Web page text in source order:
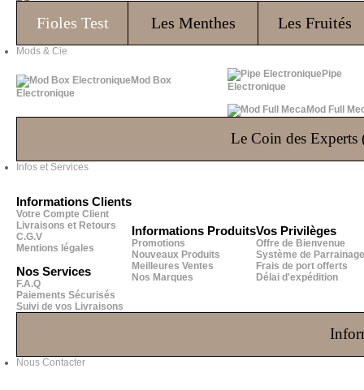
Fioles Test Les Menthes Les Fruités
Mods & Cie
Mod Box
Electronique
Pipe
Electronique
Mod Full
Le Coin des Experts
Infos et Services
Informations Clients
Votre Compte Client
Livraisons et Retours
C.G.V
Mentions légales
Nos Services
F.A.Q
Paiements Sécurisés
Suivi de vos Livraisons
Informations Produits
Promotions
Nouveaux Produits
Meilleures Ventes
Nos Marques
Vos Privilèges
Offre de Bienvenue
Système de Parrainage
Frais de port offerts
Délai d'expédition
Nous Contacter